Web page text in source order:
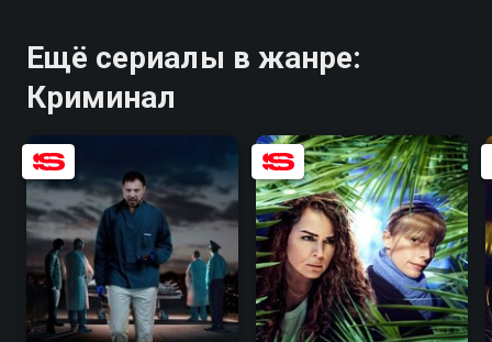
Ещё сериалы в жанре:
Криминал